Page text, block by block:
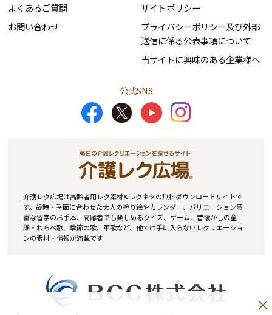
よくあるご質問
お問い合わせ
サイトポリシー
プライバシーポリシー及び外部
送信に係る公表事項について
当サイトに興味のある企業様へ
公式SNS
介護レク広場は高齢者用レク素材&レクネタの無料ダウンロードサイトで
す。歳時・季節に合わせた大人の塗り絵やカレンダー、バリエーション豊
富な習字のお手本、高齢者でも楽しめるクイズ、ゲーム、昔懐かしの童
謡・わらべ歌、季節の歌、軍歌など、他では手に入らないレクリエーショ
ンの素材・情報が満載です